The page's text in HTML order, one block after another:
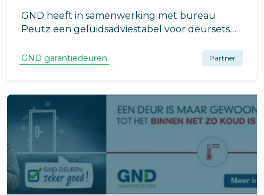
GND heeft in samenwerking met bureau
Peutz een geluidsadviestabel voor deursets
meer dan 20% van de Nederlanders langdurig
GND garantiedeuren Partner